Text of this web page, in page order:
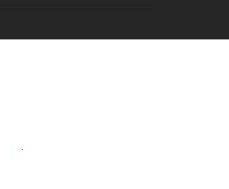
Créer une alerte